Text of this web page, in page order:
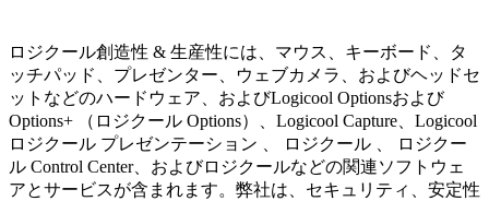
ロジクール創造性 & 生産性には、マウス、キーボード、タ
ッチパッド、プレゼンター、ウェブカメラ、およびヘッドセ
ットなどのハードウェア、およびLogicool Optionsおよび
Options+ （ロジクール Options）、Logicool Capture、Logicool
ロジクール プレゼンテーション 、 ロジクール 、 ロジクー
ル Control Center、およびロジクールなどの関連ソフトウェ
アとサービスが含まれます。弊社は、セキュリティ、安定性